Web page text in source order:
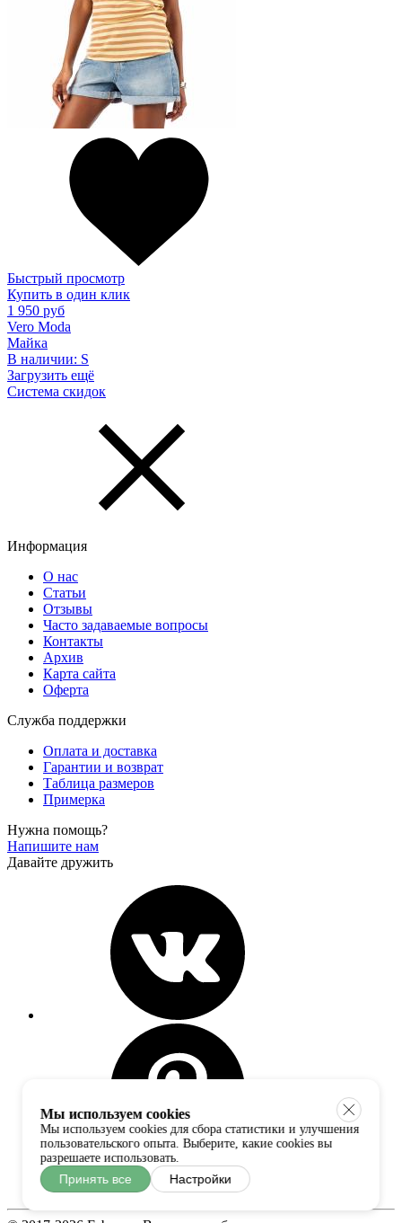
Быстрый просмотр
Купить в один клик
1 950 руб
Vero Moda
Майка
В наличии: S
Загрузить ещё
Система скидок
Информация
О нас
Статьи
Отзывы
Часто задаваемые вопросы
Контакты
Архив
Карта сайта
Оферта
Служба поддержки
Оплата и доставка
Гарантии и возврат
Таблица размеров
Примерка
Нужна помощь?
Напишите нам
Давайте дружить
Мы используем cookies
Мы используем cookies для сбора статистики и улучшения
пользовательского опыта. Выберите, какие cookies вы
разрешаете использовать.
Принять все Настройки